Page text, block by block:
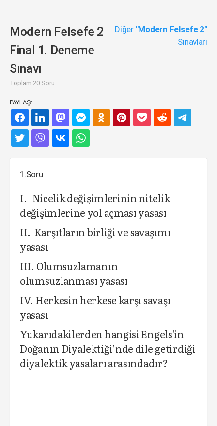
Modern Felsefe 2
Final 1. Deneme
Sınavı
Toplam 20 Soru
Diğer "Modern Felsefe 2"
Sınavları
PAYLAŞ:
1.Soru
I. Nicelik değişimlerinin nitelik
değişimlerine yol açması yasası
II. Karşıtların birliği ve savaşımı
yasası
III. Olumsuzlamanın
olumsuzlanması yasası
IV. Herkesin herkese karşı savaşı
yasası
Yukarıdakilerden hangisi Engels'in
Doğanın Diyalektiği’nde dile getirdiği
diyalektik yasaları arasındadır?